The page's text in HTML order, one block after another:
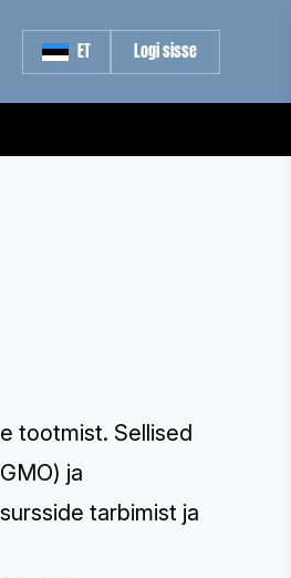
ET Logi sisse
tootmist. Sellised
ja
tarbimist ja